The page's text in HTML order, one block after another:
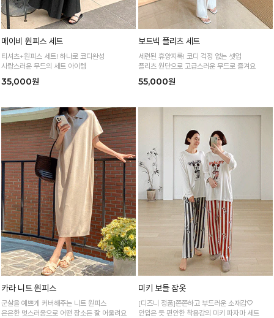
메이비 원피스 세트
티셔츠+원피스 세트! 하나로 코디완성
사랑스러운 무드의 세트 아이템
35,000원
보트넥 플리츠 세트
세련된 휴양지룩! 코디 걱정 없는 셋업
플리츠 원단으로 고급스러운 무드로 즐겨요
55,000원
카라 니트 원피스
군살을 예쁘게 커버해주는 니트 원피스
은은한 멋스러움으로 어떤 장소든 잘 어울려요
미키 보들 잠옷
[디즈니 정품]쫀쫀하고 부드러운 소재감♡
안입은 듯 편안한 착용감의 미키 파자마 세트